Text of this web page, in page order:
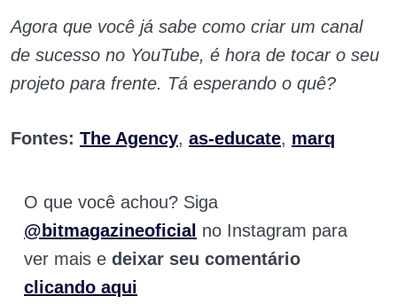
Agora que você já sabe como criar um canal
de sucesso no YouTube, é hora de tocar o seu
projeto para frente. Tá esperando o quê?
Fontes: The Agency, as-educate, marq
O que você achou? Siga
@bitmagazineoficial no Instagram para
ver mais e deixar seu comentário
clicando aqui